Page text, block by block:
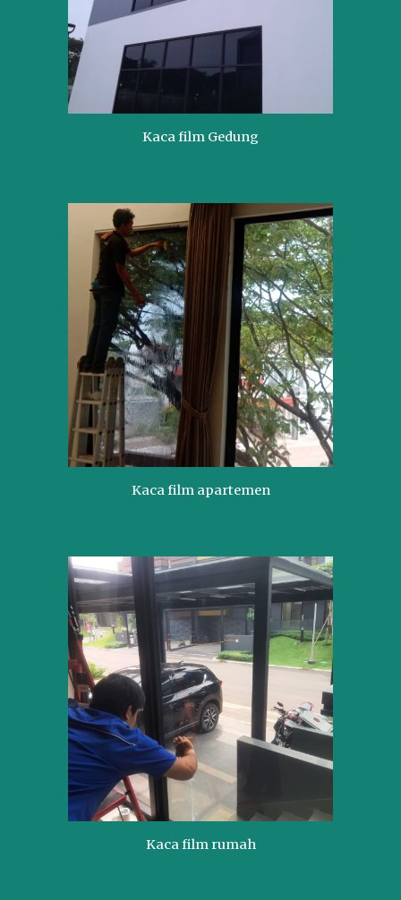
Kaca film Gedung
Kaca film apartemen
Kaca film rumah